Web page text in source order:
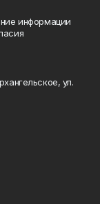
информации
ул.